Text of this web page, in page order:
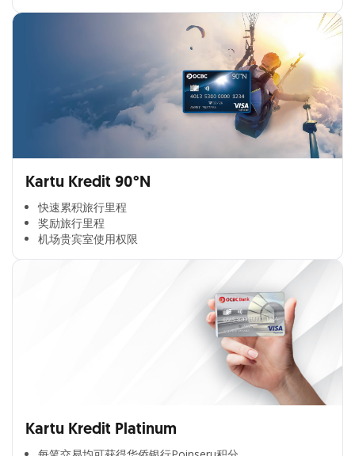
Kartu Kredit 90°N
快速累积旅行里程​
奖励旅行里程​
机场贵宾室使用权限​
Kartu Kredit Platinum